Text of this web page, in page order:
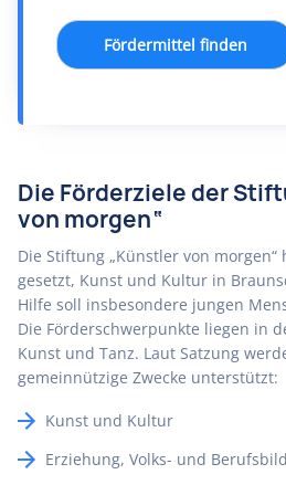
Fördermittel finden
Die Förderziele der
von morgen“
Die Stiftung „Künstler von morgen“
gesetzt, Kunst und Kultur in
Hilfe soll insbesondere jungen
Die Förderschwerpunkte liegen in
Kunst und Tanz. Laut Satzung
gemeinnützige Zwecke unterstützt:
Kunst und Kultur
Erziehung, Volks- und